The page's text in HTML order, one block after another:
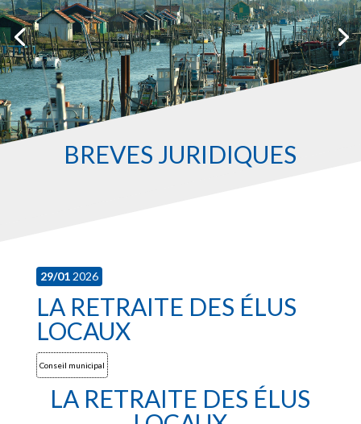
BRÉVES JURIDIQUES
29/012026
LA RETRAITE DES ÉLUS
LOCAUX
Conseil municipal
LA RETRAITE DES ÉLUS